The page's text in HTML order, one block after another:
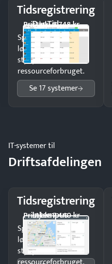
Tidsregistrering
DanTid
Pristjek: 5.748 kr
Spar tid på
lønberegning og få
styr på
ressourceforbruget.
Se 17 systemer
IT-systemer til
Driftsafdelingen
Tidsregistrering
Intempus
Pristjek: 7.440 kr
Spar tid på
lønberegning og få
styr på